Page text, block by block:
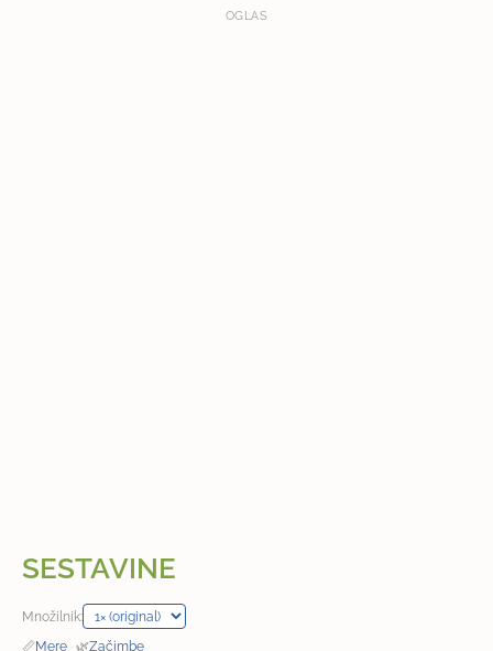
OGLAS
SESTAVINE
Množilnik:
📏Mere · 🌿Začimbe